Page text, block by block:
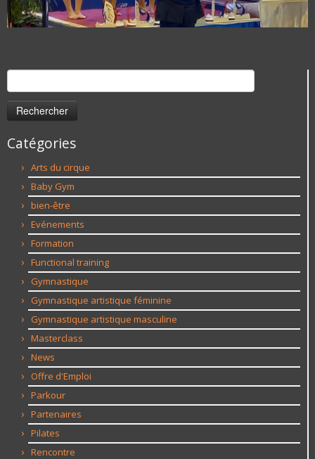
Rechercher :
Catégories
Arts du cirque
Baby Gym
bien-être
Evénements
Formation
Functional training
Gymnastique
Gymnastique artistique féminine
Gymnastique artistique masculine
Masterclass
News
Offre d'Emploi
Parkour
Partenaires
Pilates
Rencontre